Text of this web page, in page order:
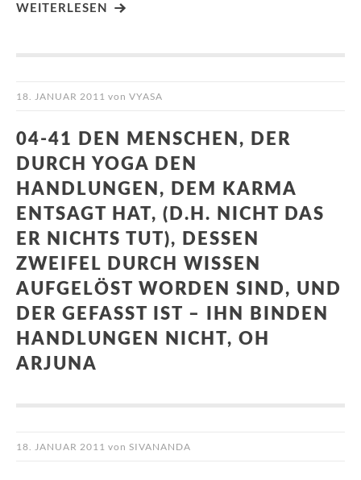
WEITERLESEN
18. JANUAR 2011 von VYASA
04-41 DEN MENSCHEN, DER
DURCH YOGA DEN
HANDLUNGEN, DEM KARMA
ENTSAGT HAT, (D.H. NICHT DAS
ER NICHTS TUT), DESSEN
ZWEIFEL DURCH WISSEN
AUFGELÖST WORDEN SIND, UND
DER GEFASST IST – IHN BINDEN
HANDLUNGEN NICHT, OH
ARJUNA
18. JANUAR 2011 von SIVANANDA